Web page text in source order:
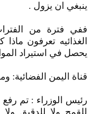
ينبغي ان يزول .
ففي فترة من
الغذائيه تعرفون
يحصل في استيراد المواد
قناة اليمن الفضائية:
رئيس الوزراء : تم
للقمح ولا للدقيق